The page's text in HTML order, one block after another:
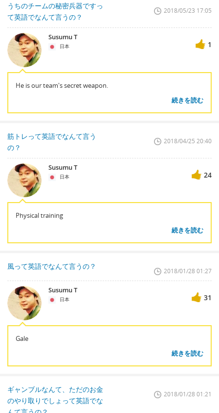
うちのチームの秘密兵器ですっ
て英語でなんて言うの？
2018/05/23 17:05
Susumu T
日本 1
He is our team's secret weapon.
続きを読む
筋トレって英語でなんて言う
の？
2018/04/25 20:40
Susumu T
日本 24
Physical training
続きを読む
風って英語でなんて言うの？
2018/01/28 01:27
Susumu T
日本 31
Gale
続きを読む
ギャンブルなんて、ただのお金
のやり取りでしょって英語でな
2018/01/28 01:21